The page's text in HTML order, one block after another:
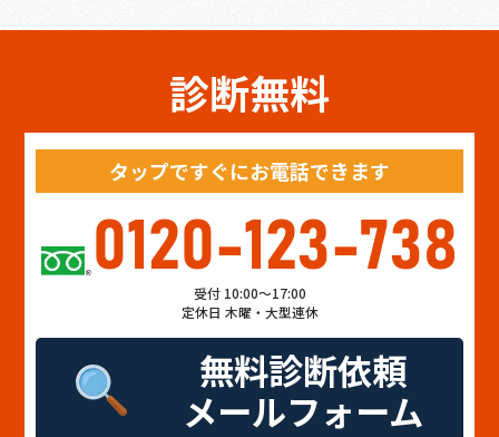
診断無料
タップですぐにお電話できます
0120-123-738
受付 10:00～17:00
定休日 木曜・大型連休
無料診断依頼
メールフォーム